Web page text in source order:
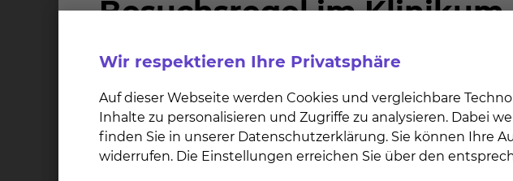
2017 bis jetzt
2013-2015
Facharzt für Herzchirurgie HTG Klinik, Braunschweig
Wir respektieren Ihre Privatsphäre
Auf dieser Webseite werden Cookies und vergleichbare
Inhalte zu personalisieren und Zugriffe zu analysieren. Dabei
finden Sie in unserer Datenschutzerklärung. Sie können Ihre
widerrufen. Die Einstellungen erreichen Sie über den